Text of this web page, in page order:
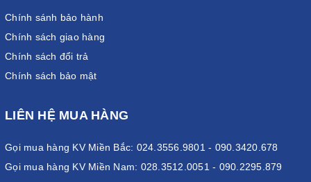
Chính sánh bảo hành
Chính sách giao hàng
Chính sách đổi trả
Chính sách bảo mật
LIÊN HỆ MUA HÀNG
Gọi mua hàng KV Miền Bắc: 024.3556.9801 - 090.3420.678
Gọi mua hàng KV Miền Nam: 028.3512.0051 - 090.2295.879